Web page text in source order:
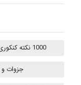
1000 نکته کنکوری + خلاصه جزوات ارشد بهداشت حرفه ای
جزوات